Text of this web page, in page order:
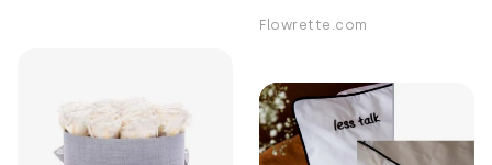
Flowrette.com